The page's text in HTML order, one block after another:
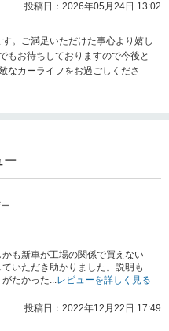
投稿日：2026年05月24日 13:02
。ご満足いただけた事心より嬉し
もお待ちしておりますので今後と
なカーライフをお過ごしくださ
ー
も新車が工場の関係で買えない
いただき助かりました。説明も
たかった... レビューを詳しく見る
投稿日：2022年12月22日 17:49